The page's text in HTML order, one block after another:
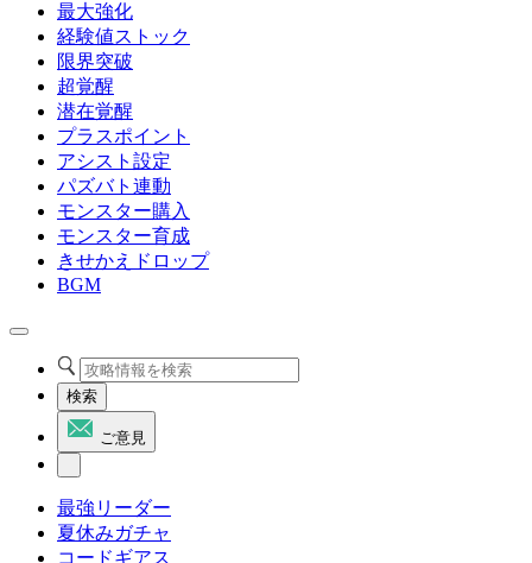
最大強化
経験値ストック
限界突破
超覚醒
潜在覚醒
プラスポイント
アシスト設定
パズバト連動
モンスター購入
モンスター育成
きせかえドロップ
BGM
検索
ご意見
最強リーダー
夏休みガチャ
コードギアス